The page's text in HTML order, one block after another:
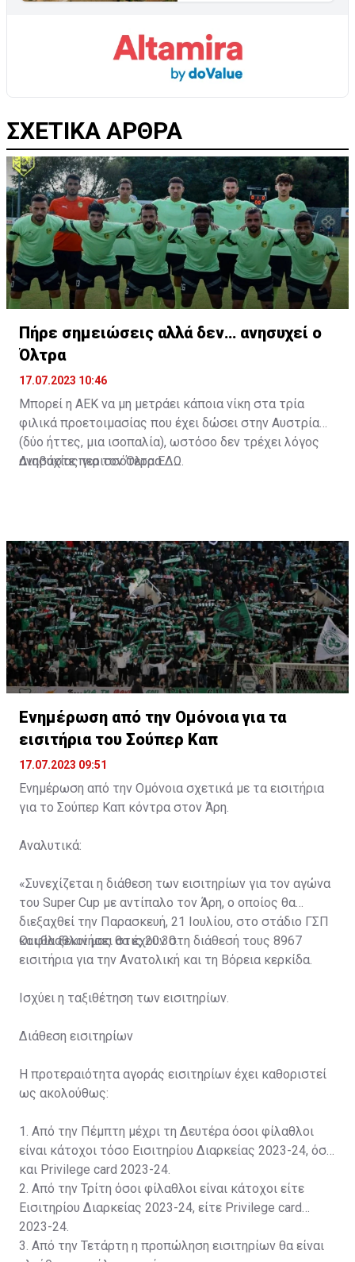
ΣΧΕΤΙΚΑ ΑΡΘΡΑ
Πήρε σημειώσεις αλλά δεν… ανησυχεί ο
Όλτρα
17.07.2023 10:46
Μπορεί η ΑΕΚ να μη μετράει κάποια νίκη στα τρία
φιλικά προετοιμασίας που έχει δώσει στην Αυστρία
(δύο ήττες, μια ισοπαλία), ωστόσο δεν τρέχει λόγος
ανησυχίας για τον Όλτρα.
Διαβάστε περισσότεραΕΔΩ
Ενημέρωση από την Ομόνοια για τα
εισιτήρια του Σούπερ Καπ
17.07.2023 09:51
Ενημέρωση από την Ομόνοια σχετικά με τα εισιτήρια
για το Σούπερ Καπ κόντρα στον Άρη.
Αναλυτικά:
«Συνεχίζεται η διάθεση των εισιτηρίων για τον αγώνα
του Super Cup με αντίπαλο τον Άρη, ο οποίος θα
διεξαχθεί την Παρασκευή, 21 Ιουλίου, στο στάδιο ΓΣΠ
και θα ξεκινήσει στις 20:30.
Οι φίλαθλοί μας θα έχουν στη διάθεσή τους 8967
εισιτήρια για την Ανατολική και τη Βόρεια κερκίδα.
Ισχύει η ταξιθέτηση των εισιτηρίων.
Διάθεση εισιτηρίων
Η προτεραιότητα αγοράς εισιτηρίων έχει καθοριστεί
ως ακολούθως:
1. Από την Πέμπτη μέχρι τη Δευτέρα όσοι φίλαθλοι
είναι κάτοχοι τόσο Εισιτηρίου Διαρκείας 2023-24, όσο
και Privilege card 2023-24.
2. Από την Τρίτη όσοι φίλαθλοι είναι κάτοχοι είτε
Εισιτηρίου Διαρκείας 2023-24, είτε Privilege card
2023-24.
3. Από την Τετάρτη η προπώληση εισιτηρίων θα είναι